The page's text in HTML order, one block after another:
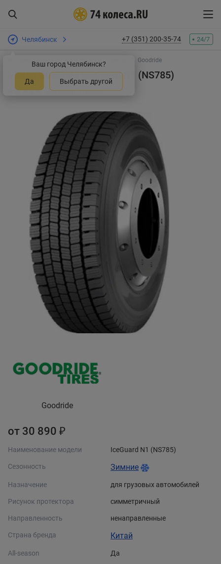
Челябинск
Ваш город Челябинск?
Да Выбрать другой
+7 (351) 200-35-74 24/7
Интернет-магазин шин и дисков Goodride
Шины Goodride IceGuard N1 (NS785)
Оставить отзыв
Goodride
от 30 890 ₽
Наименование модели IceGuard N1 (NS785)
Сезонность Зимние
Назначение для грузовых автомобилей
Рисунок протектора симметричный
Направленность ненаправленные
Страна бренда Китай
All-season Да